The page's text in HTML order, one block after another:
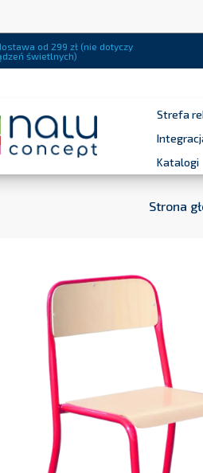
od 299 zł (nie dotyczy
świetlnych)
Strefa
Katalogi
Strona